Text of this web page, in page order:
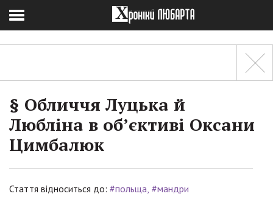
§ Обличчя Луцька й
Любліна в об’єктиві Оксани
Цимбалюк
Стаття відноситься до: #польща #мандри